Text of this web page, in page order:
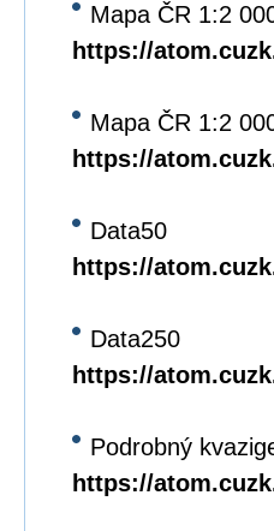
Mapa ČR 1:2
https://
Mapa ČR 1:2
https://
Data50
https://
Data250
https://
Podrobný
https://